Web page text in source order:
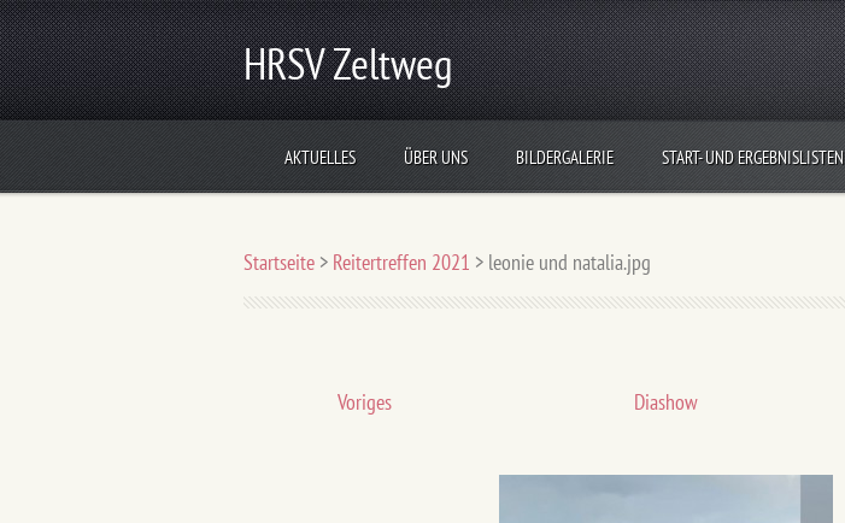
HRSV Zeltweg
AKTUELLES ÜBER UNS BILDERGALERIE START- UND ERGEBNISLISTEN
Startseite > Reitertreffen 2021 > leonie und natalia.jpg
Voriges Diashow